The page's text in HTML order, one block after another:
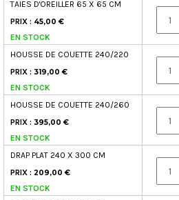
TAIES D'OREILLER 65 X 65 CM
PRIX : 45,00 €
EN STOCK
HOUSSE DE COUETTE 240/220
PRIX : 319,00 €
EN STOCK
HOUSSE DE COUETTE 240/260
PRIX : 395,00 €
EN STOCK
DRAP PLAT 240 X 300 CM
PRIX : 209,00 €
EN STOCK